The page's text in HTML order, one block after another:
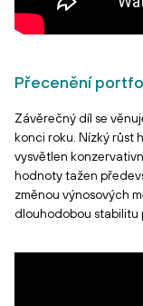
Přecenění
Závěrečný díl se
konci roku. Nízký růst
vysvětlen
hodnoty tažen
změnou výnosových
dlouhodobou stabilitu